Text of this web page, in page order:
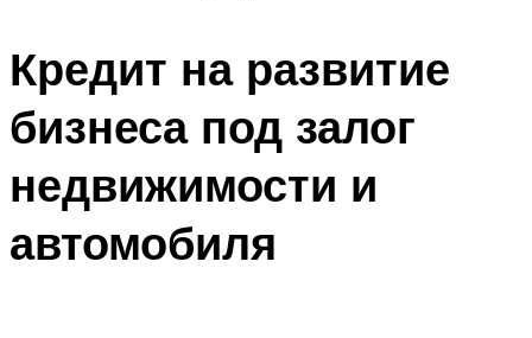
Кредит на развитие
бизнеса под залог
недвижимости и
автомобиля